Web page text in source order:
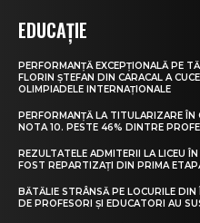
EDUCAȚIE
PERFORMANȚĂ EXCEPȚIONALĂ PE
FLORIN ȘTEFAN DIN CARACAL A
OLIMPIADELE INTERNAȚIONALE
PERFORMANȚĂ LA TITULARIZARE
NOTA 10. PESTE 46% DINTRE
REZULTATELE ADMITERII LA LICEU
FOST REPARTIZAȚI DIN PRIMA
BĂTĂLIE STRÂNSĂ PE LOCURILE
DE PROFESORI ȘI EDUCATORI AU